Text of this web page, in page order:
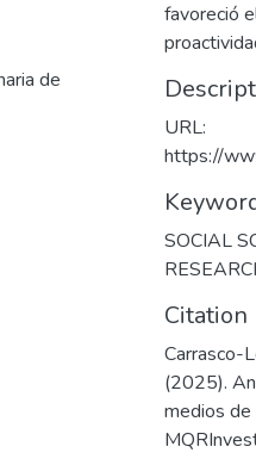
de
favoreció
URL:
https://
SOCIAL
Citation
Carrasco-
(2025).
medios de